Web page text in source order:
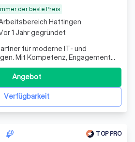
der beste Preis
für moderne IT- und
Mit Kompetenz, Engagement
unterstützen wir
Umsetzung individueller Projekte.
Team steht Ihnen jederzeit
und persön
Verfügbarkeit
Angebot
Hattingen
1 Jahr gegründet
TOP PRO